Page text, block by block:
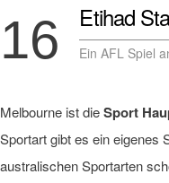
16 Etihad
Ein AFL Spiel
Melbourne ist dieSport
Sportart gibt es ein eigenes
australischen Sportarten